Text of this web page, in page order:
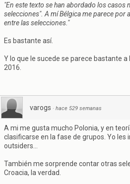
"En este texto se han abordado los casos
selecciones". A mí Bélgica me parece por
entre las selecciones."
Es bastante así.
Y lo que le sucede se parece bastante a
2016.
varogs · hace 529 semanas
A mi me gusta mucho Polonia, y en
clasificarse en la fase de grupos. Yo les
outsiders...
También me sorprende contar otras
Croacia, la verdad.